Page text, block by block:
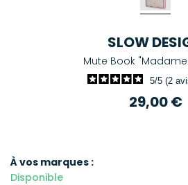
SLOW
Mute Book
5/5 (2
29,00 €
À vos marques :
Disponible